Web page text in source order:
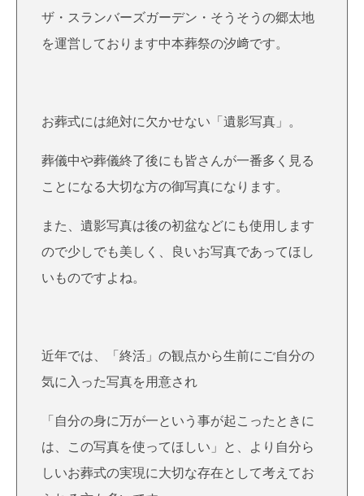
ザ・スランバーズガーデン・そうそうの郷太地
を運営しております中本葬祭の汐﨑です。
お葬式には絶対に欠かせない「遺影写真」。
葬儀中や葬儀終了後にも皆さんが一番多く見る
ことになる大切な方の御写真になります。
また、遺影写真は後の初盆などにも使用します
ので少しでも美しく、良いお写真であってほし
いものですよね。
近年では、「終活」の観点から生前にご自分の
気に入った写真を用意され
「自分の身に万が一という事が起こったときに
は、この写真を使ってほしい」と、より自分ら
しいお葬式の実現に大切な存在として考えてお